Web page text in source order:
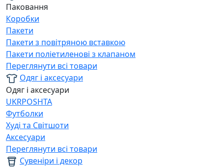
Паковання
Коробки
Пакети
Пакети з повітряною вставкою
Пакети поліетиленові з клапаном
Переглянути всі товари
Одяг і аксесуари
Одяг і аксесуари
UKRPOSHTA
Футболки
Худі та Світшоти
Аксесуари
Переглянути всі товари
Сувеніри і декор